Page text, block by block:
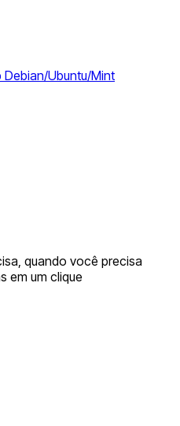
Ubuntu/Mint
quando você precisa
em um clique